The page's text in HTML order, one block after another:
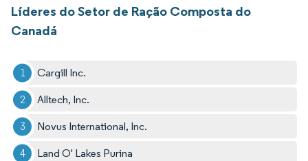
Líderes do Setor de Ração Composta do
Canadá
Cargill Inc.
Alltech, Inc.
Novus International, Inc.
Land O' Lakes Purina